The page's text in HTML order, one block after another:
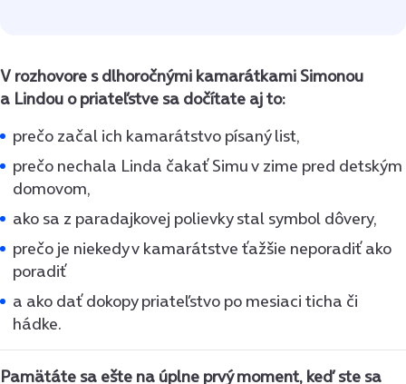
V rozhovore s dlhoročnými kamarátkami Simonou
a Lindou o priateľstve sa dočítate aj to:
prečo začal ich kamarátstvo písaný list,
prečo nechala Linda čakať Simu v zime pred detským
domovom,
ako sa z paradajkovej polievky stal symbol dôvery,
prečo je niekedy v kamarátstve ťažšie neporadiť ako
poradiť
a ako dať dokopy priateľstvo po mesiaci ticha či
hádke.
Pamätáte sa ešte na úplne prvý moment, keď ste sa